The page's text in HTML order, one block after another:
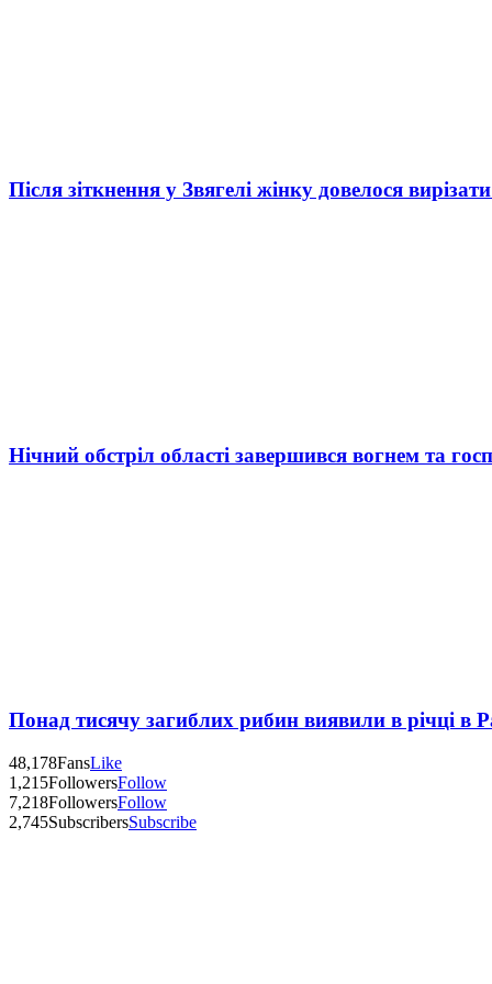
Після зіткнення у Звягелі жінку довелося
Нічний обстріл області завершився вогнем та
Понад тисячу загиблих рибин виявили в річці в
48,178FansLike
1,215FollowersFollow
7,218FollowersFollow
2,745SubscribersSubscribe